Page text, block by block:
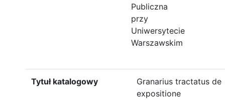
Publiczna
przy
Uniwersytecie
Warszawskim
Tytuł katalogowy
Granarius tractatus de
expositione